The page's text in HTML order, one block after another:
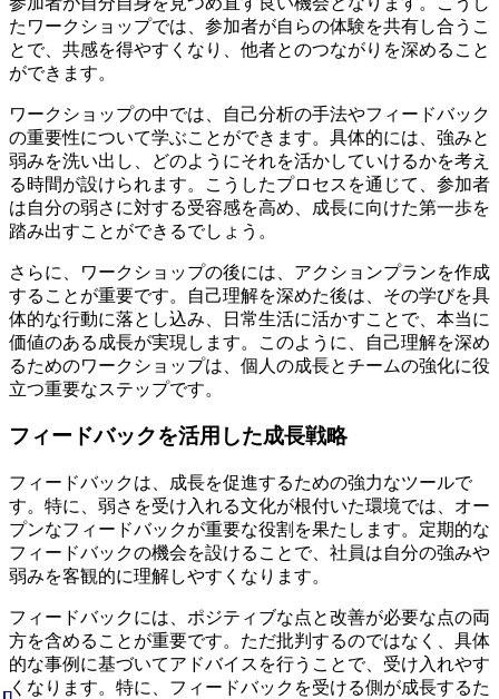
たワークショップでは、参加者が自らの体験を共有し合うこ
とで、共感を得やすくなり、他者とのつながりを深めること
ができます。
ワークショップの中では、自己分析の手法やフィードバック
の重要性について学ぶことができます。具体的には、強みと
弱みを洗い出し、どのようにそれを活かしていけるかを考え
る時間が設けられます。こうしたプロセスを通じて、参加者
は自分の弱さに対する受容感を高め、成長に向けた第一歩を
踏み出すことができるでしょう。
さらに、ワークショップの後には、アクションプランを作成
することが重要です。自己理解を深めた後は、その学びを具
体的な行動に落とし込み、日常生活に活かすことで、本当に
価値のある成長が実現します。このように、自己理解を深め
るためのワークショップは、個人の成長とチームの強化に役
立つ重要なステップです。
フィードバックを活用した成長戦略
フィードバックは、成長を促進するための強力なツールで
す。特に、弱さを受け入れる文化が根付いた環境では、オー
プンなフィードバックが重要な役割を果たします。定期的な
フィードバックの機会を設けることで、社員は自分の強みや
弱みを客観的に理解しやすくなります。
フィードバックには、ポジティブな点と改善が必要な点の両
方を含めることが重要です。ただ批判するのではなく、具体
的な事例に基づいてアドバイスを行うことで、受け入れやす
くなります。特に、フィードバックを受ける側が成長するた